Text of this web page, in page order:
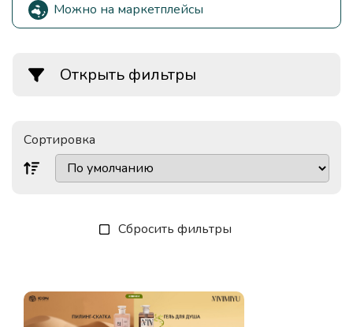
Можно на маркетплейсы
Открыть фильтры
Сортировка
Сбросить фильтры